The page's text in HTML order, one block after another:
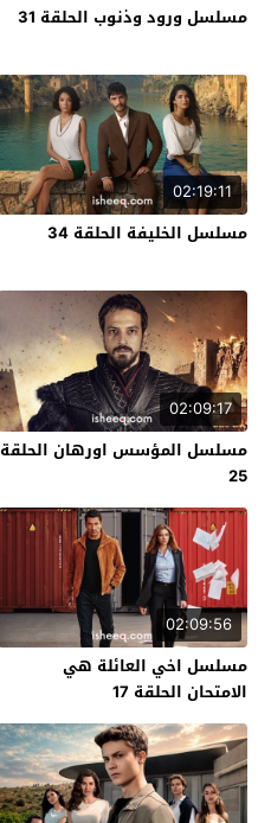
مسلسل ورود وذنوب الحلقة 31
02:19:11
مسلسل الخليفة الحلقة 34
02:09:17
مسلسل المؤسس اورهان الحلقة
25
02:09:56
مسلسل اخي العائلة هي
الامتحان الحلقة 17